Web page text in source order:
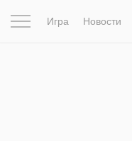
Игра Новости